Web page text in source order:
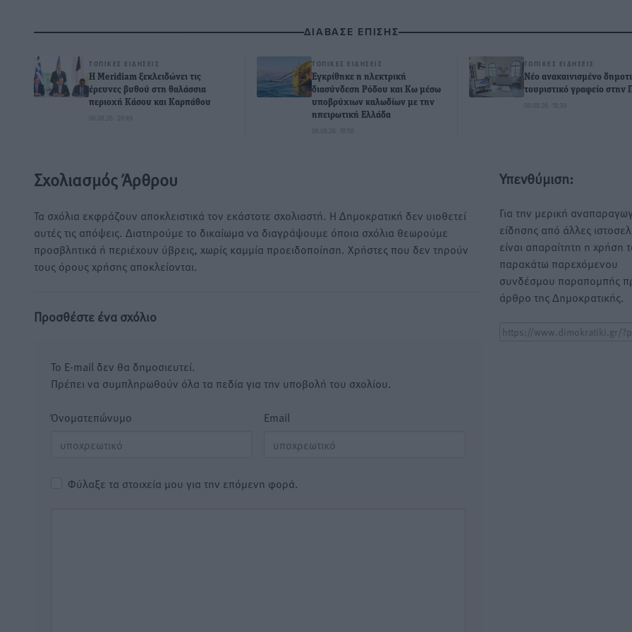
ΔΙΑΒΑΣΕ ΕΠΙΣΗΣ
ΤΟΠΙΚΈΣ ΕΙΔΉΣΕΙΣ
Η Meridiam ξεκλειδώνει τις
έρευνες βυθού στη θαλάσσια
περιοχή Κάσου και Καρπάθου
06.08.26 · 20:49
ΤΟΠΙΚΈΣ ΕΙΔΉΣΕΙΣ
Εγκρίθηκε η ηλεκτρική
διασύνδεση Ρόδου και Κω μέσω
υποβρύχιων καλωδίων με την
ηπειρωτική Ελλάδα
06.08.26 · 18:58
ΤΟΠΙΚΈΣ ΕΙΔΉΣΕΙΣ
Νέο ανακαινισμένο
τουριστικό γραφείο στην
06.08.26 · 18:39
Σχολιασμός Άρθρου
Τα σχόλια εκφράζουν αποκλειστικά τον εκάστοτε σχολιαστή. Η Δημοκρατική δεν υιοθετεί
αυτές τις απόψεις. Διατηρούμε το δικαίωμα να διαγράψουμε όποια σχόλια θεωρούμε
προσβλητικά ή περιέχουν ύβρεις, χωρίς καμμία προειδοποίηση. Χρήστες που δεν τηρούν
τους όρους χρήσης αποκλείονται.
Προσθέστε ένα σχόλιο
Το E-mail δεν θα δημοσιευτεί.
Πρέπει να συμπληρωθούν όλα τα πεδία για την υποβολή του σχολίου.
Όνοματεπώνυμο Email
Φύλαξε τα στοιχεία μου για την επόμενη φορά.
Υπενθύμιση:
Για την μερική
είδησης από άλλες
είναι απαραίτητη η χρήση
παρακάτω παρεχόμενου
συνδέσμου παραπομπής
άρθρο της Δημοκρατικής.